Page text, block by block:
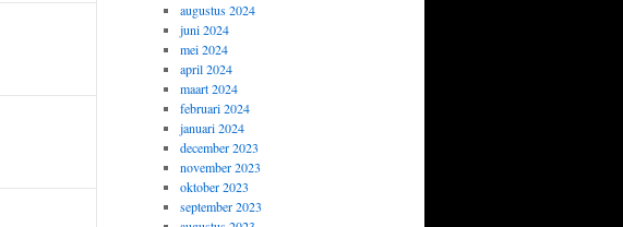
augustus 2024
juni 2024
mei 2024
april 2024
maart 2024
februari 2024
januari 2024
december 2023
november 2023
oktober 2023
september 2023